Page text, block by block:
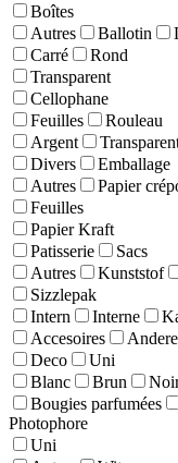
Boîtes
Autres
Ballotin
Carré
Rond
Transparent
Cellophane
Feuilles
Rouleau
Argent
Divers
Emballage
Autres
Papier
Feuilles
Papier Kraft
Patisserie
Sacs
Autres
Kunststof
Sizzlepak
Intern
Interne
Accesoires
Andere
Deco
Uni
Blanc
Brun
Bougies parfumées
Photophore
Uni